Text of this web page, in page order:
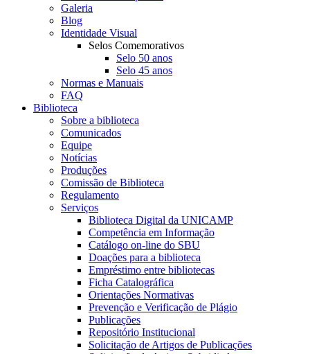
Galeria
Blog
Identidade Visual
Selos Comemorativos
Selo 50 anos
Selo 45 anos
Normas e Manuais
FAQ
Biblioteca
Sobre a biblioteca
Comunicados
Equipe
Notícias
Produções
Comissão de Biblioteca
Regulamento
Serviços
Biblioteca Digital da UNICAMP
Competência em Informação
Catálogo on-line do SBU
Doações para a biblioteca
Empréstimo entre bibliotecas
Ficha Catalográfica
Orientações Normativas
Prevenção e Verificação de Plágio
Publicações
Repositório Institucional
Solicitação de Artigos de Publicações